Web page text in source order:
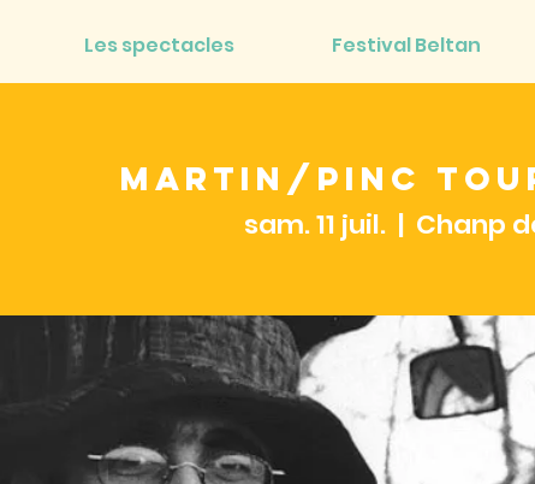
Les spectacles Festival Beltan
Martin/Pinc
sam. 11 juil.
  |
Chanp